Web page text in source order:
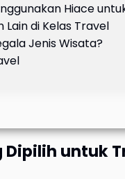
Hiace
di Kelas Travel
Jenis Wisata?
Dipilih untuk